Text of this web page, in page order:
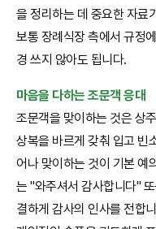
을 정리하는 데 중요한 자료
보통 장례식장 측에서 규정
경 쓰지 않아도 됩니다.
마음을 다하는 조문객 응대
조문객을 맞이하는 것은 상
상복을 바르게 갖춰 입고 빈
어나 맞이하는 것이 기본 예
는 "와주셔서 감사합니다"
결하게 감사의 인사를 전합